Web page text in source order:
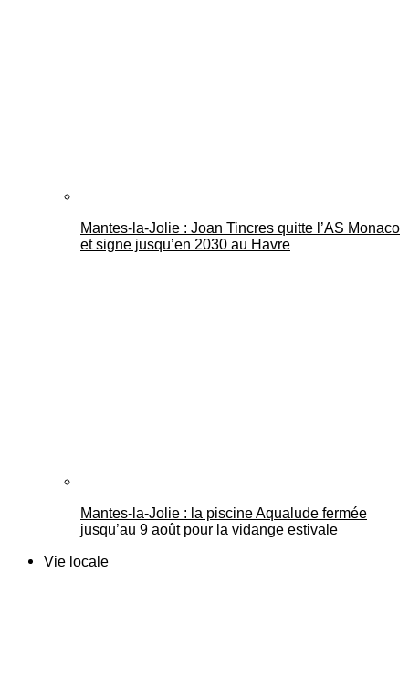
Mantes-la-Jolie : Joan Tincres quitte l’AS Monaco
et signe jusqu’en 2030 au Havre
Mantes-la-Jolie : la piscine Aqualude fermée
jusqu’au 9 août pour la vidange estivale
Vie locale